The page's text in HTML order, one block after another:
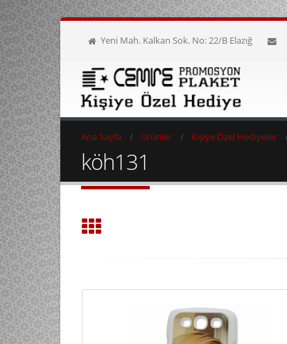
Yeni Mah. Kalkan Sok. No: 22/B Elazığ
Ana Sayfa Ürünler Kişiye Özel Hediyeler
köh131